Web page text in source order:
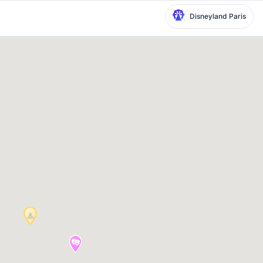
Disneyland Paris